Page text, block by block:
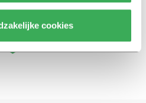
cookies
2015
3 4 5